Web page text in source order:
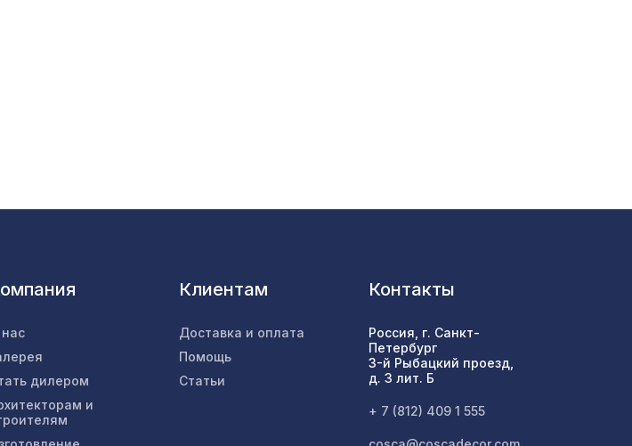
черепаха, 1850х15х15 мм
7043 ₽
обои Cosca Traditional Prints L5009,
1305 ₽
панель ВЕРОНИКА,
ХДФ, венге
дилером
и
Клиентам
Доставка и оплата
Помощь
Статьи
Контакты
Россия, г. Санкт-
Петербург
3-й Рыбацкий проезд,
д. 3 лит. Б
+ 7 (812) 409 1 555